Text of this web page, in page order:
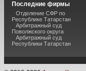
Последние фирмы
Отделение СФР по
Республике Татарстан
Арбитражный суд
Поволжского округа
Арбитражный суд
Республики Татарстан